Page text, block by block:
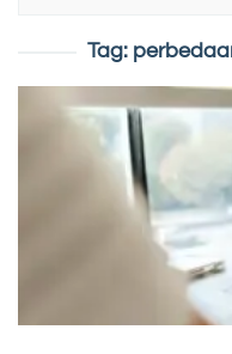
Tag: